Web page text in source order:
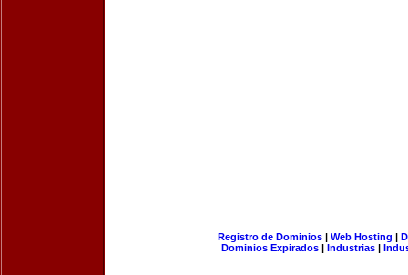
Registro de Dominios| Web Hosting |
Dominios Expirados | Industrias |